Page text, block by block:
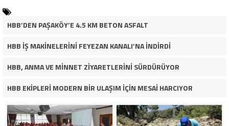
HBB’DEN PAŞAKÖY’E 4.5 KM BETON ASFALT
HBB İŞ MAKİNELERİNİ FEYEZAN KANALI’NA İNDİRDİ
HBB, ANMA VE MİNNET ZİYARETLERİNİ SÜRDÜRÜYOR
HBB EKİPLERİ MODERN BİR ULAŞIM İÇİN MESAİ HARCIYOR